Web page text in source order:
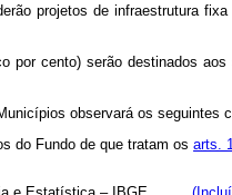
projetos de infraestrutura
por cento) serão destinados
Municípios observará os
do Fundo de que tratam osarts.